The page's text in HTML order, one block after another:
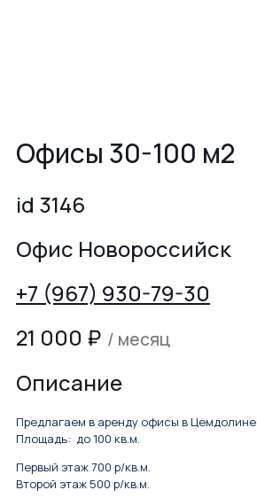
Офисы 30-100 м2
id 3146
Офис Новороссийск
+7 (967) 930-79-30
21 000 ₽ / месяц
Описание
Предлагаем в аренду офисы в Цемдолине
Площадь: до 100 кв.м.
Первый этаж 700 р/кв.м.
Второй этаж 500 р/кв.м.